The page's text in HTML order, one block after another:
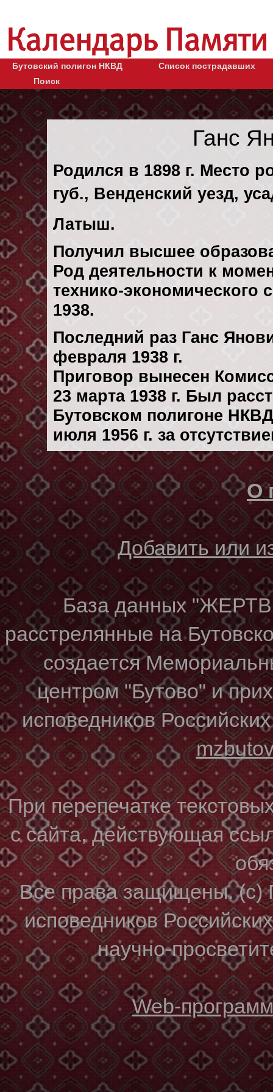
Бутовский полигон НКВД
Список пострадавших
Поиск
Ганс
Родился в 1898 г. Место
губ., Венденский уезд,
Латыш.
Получил высшее
Род деятельности к
технико-экономического
1938.
Последний раз Ганс
февраля 1938 г.
Приговор вынесен
23 марта 1938 г. Был
Бутовском полигоне
июля 1956 г. за
О
Добавить или
База данных
расстрелянные на
создается
центром "Бутово" и
исповедников
При перепечатке
с сайта, действующая
Все права защищены. (с)
исповедников
научно-
Web-